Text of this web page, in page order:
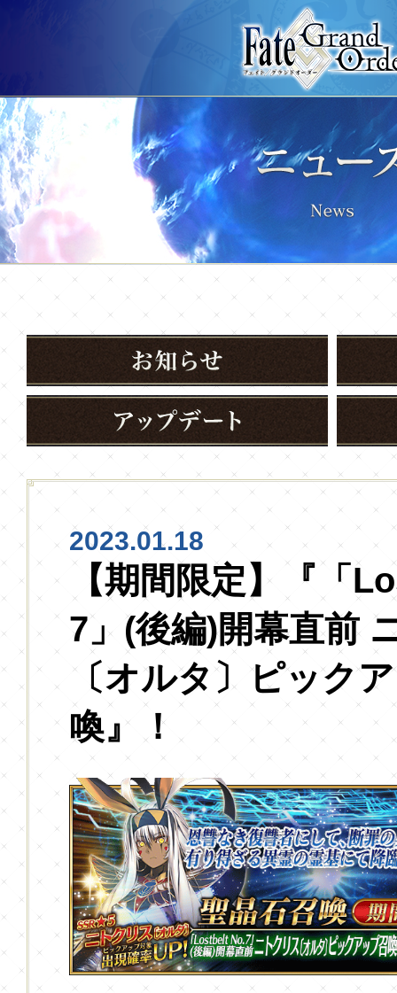
2023.01.18
【期間限定】『「
7」(後編)開幕直前
〔オルタ〕ピック
喚』！